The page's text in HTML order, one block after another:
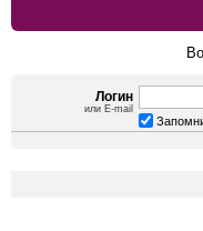
Логин
или E-mail